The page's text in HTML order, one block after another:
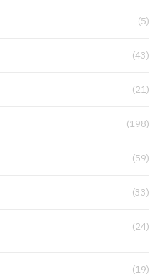
(5)
(43)
(21)
(198)
(59)
(33)
(24)
(19)